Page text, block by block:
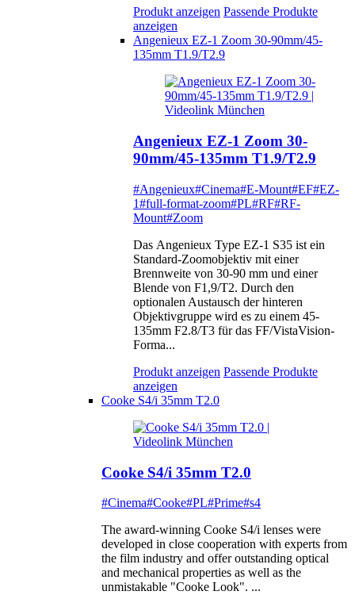
Produkt anzeigen Passende Produkte
anzeigen
Angenieux EZ-1 Zoom 30-90mm/45-
135mm T1.9/T2.9
Angenieux EZ-1 Zoom 30-
90mm/45-135mm T1.9/T2.9
#Angenieux#Cinema#E-Mount#EF#EZ-
1#full-format-zoom#PL#RF#RF-
Mount#Zoom
Das Angenieux Type EZ-1 S35 ist ein
Standard-Zoomobjektiv mit einer
Brennweite von 30-90 mm und einer
Blende von F1,9/T2. Durch den
optionalen Austausch der hinteren
Objektivgruppe wird es zu einem 45-
135mm F2.8/T3 für das FF/VistaVision-
Forma...
Produkt anzeigen Passende Produkte
anzeigen
Cooke S4/i 35mm T2.0
Cooke S4/i 35mm T2.0
#Cinema#Cooke#PL#Prime#s4
The award-winning Cooke S4/i lenses were
developed in close cooperation with experts from
the film industry and offer outstanding optical
and mechanical properties as well as the
unmistakable "Cooke Look". ...